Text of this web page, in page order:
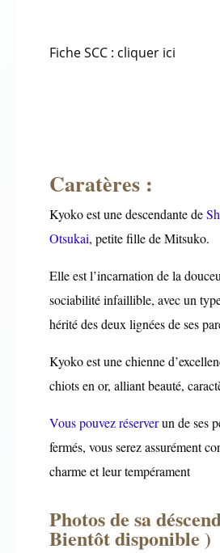
Fiche SCC : cliquer ici
Caratères :
Kyoko est une descendante de
Otsukai, petite fille de Mitsuko.
Elle est l’incarnation de la
sociabilité infaillible, avec un
hérité des deux lignées de ses
Kyoko est une chienne
chiots en or, alliant beauté,
Vous pouvez réserverun de ses
fermés, vous serez assurément
charme et leur tempérament
Photos de sa
Bientôt disponible )